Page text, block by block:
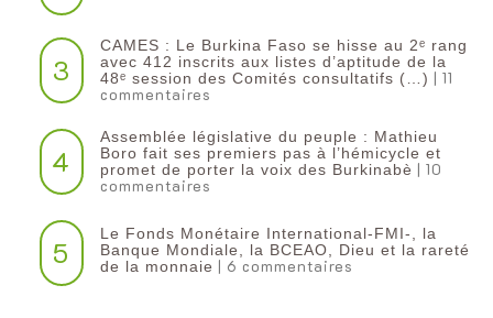
3
CAMES : Le Burkina Faso se hisse au 2ᵉ rang
avec 412 inscrits aux listes d’aptitude de la
48ᵉ session des Comités consultatifs (…) | 11
commentaires
4
Assemblée législative du peuple : Mathieu
Boro fait ses premiers pas à l’hémicycle et
promet de porter la voix des Burkinabè | 10
commentaires
5
Le Fonds Monétaire International-FMI-, la
Banque Mondiale, la BCEAO, Dieu et la rareté
de la monnaie | 6 commentaires